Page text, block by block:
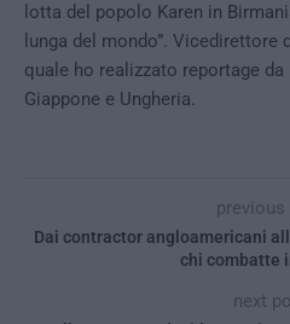
lotta del popolo Karen in
lunga del mondo”. Vicedirettore
quale ho realizzato reportage da
Giappone e Ungheria.
previous
Dai contractor angloamericani
chi combatte
next